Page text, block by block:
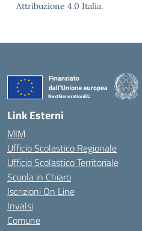
Attribuzione 4.0 Italia.
Link Esterni
MIM
Ufficio Scolastico Regionale
Ufficio Scolastico Territoriale
Scuola in Chiaro
Iscrizioni On Line
Invalsi
Comune